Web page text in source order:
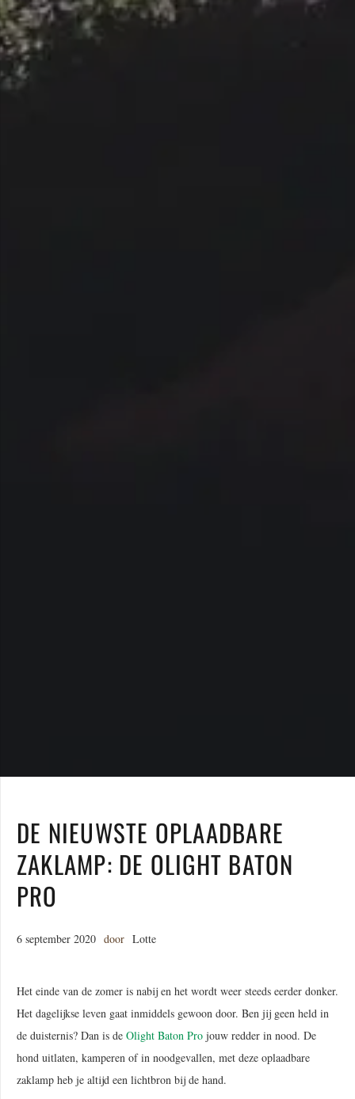
DE NIEUWSTE OPLAADBARE
ZAKLAMP: DE OLIGHT BATON
PRO
6 september 2020 door Lotte
Het einde van de zomer is nabij en het wordt weer steeds eerder donker.
Het dagelijkse leven gaat inmiddels gewoon door. Ben jij geen held in
de duisternis? Dan is de Olight Baton Pro jouw redder in nood. De
hond uitlaten, kamperen of in noodgevallen, met deze oplaadbare
zaklamp heb je altijd een lichtbron bij de hand.